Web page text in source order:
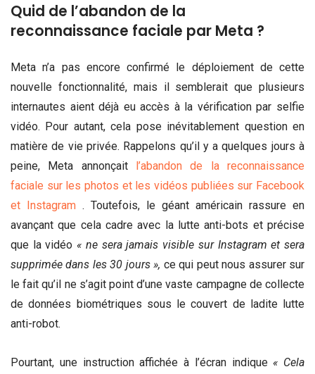
Quid de l’abandon de la
reconnaissance faciale par Meta ?
Meta n’a pas encore confirmé le déploiement de cette
nouvelle fonctionnalité, mais il semblerait que plusieurs
internautes aient déjà eu accès à la vérification par selfie
vidéo. Pour autant, cela pose inévitablement question en
matière de vie privée. Rappelons qu’il y a quelques jours à
peine, Meta annonçait l’abandon de la reconnaissance
faciale sur les photos et les vidéos publiées sur Facebook
et Instagram . Toutefois, le géant américain rassure en
avançant que cela cadre avec la lutte anti-bots et précise
que la vidéo « ne sera jamais visible sur Instagram et sera
supprimée dans les 30 jours », ce qui peut nous assurer sur
le fait qu’il ne s’agit point d’une vaste campagne de collecte
de données biométriques sous le couvert de ladite lutte
anti-robot.
Pourtant, une instruction affichée à l’écran indique « Cela